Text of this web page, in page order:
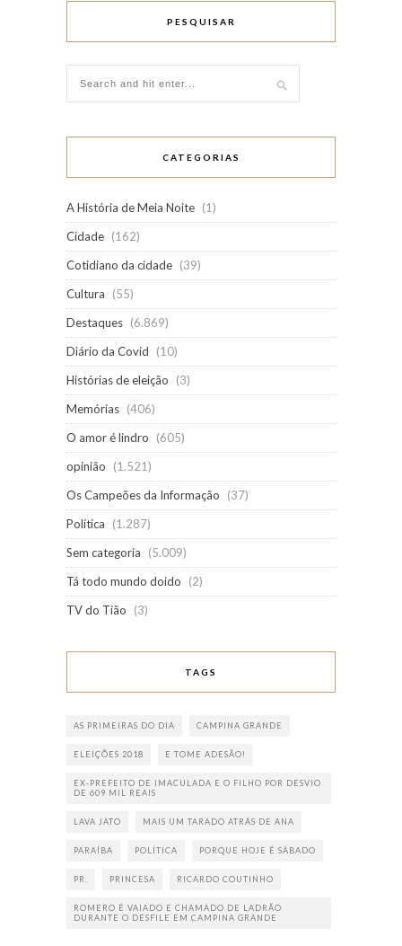
PESQUISAR
CATEGORIAS
A História de Meia Noite (1)
Cidade (162)
Cotidiano da cidade (39)
Cultura
(55)
Destaques (6.869)
Diário da Covid
(10)
Histórias de eleição
(3)
Memórias (406)
O amor é lindro
(605)
opinião
(1.521)
Os Campeões da Informação
(37)
Política
(1.287)
Sem categoria
(5.009)
Tá todo mundo doido
(2)
TV do Tião
(3)
TAGS
AS PRIMEIRAS DO DIA CAMPINA GRANDE
ELEIÇÕES 2018 E TOME ADESÃO!
EX-PREFEITO DE IMACULADA E O FILHO POR DESVIO
DE 609 MIL REAIS
LAVA JATO MAIS UM TARADO ATRÁS DE ANA
PARAÍBA POLÍTICA PORQUE HOJE É SÁBADO
PR. PRINCESA RICARDO COUTINHO
ROMERO É VAIADO E CHAMADO DE LADRÃO
DURANTE O DESFILE EM CAMPINA GRANDE